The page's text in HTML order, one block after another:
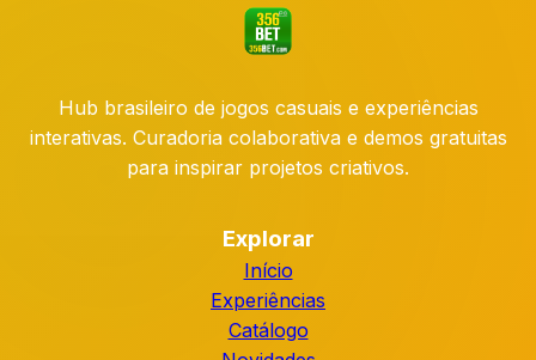
Hub brasileiro de jogos casuais e experiências
interativas. Curadoria colaborativa e demos gratuitas
para inspirar projetos criativos.
Explorar
Início
Experiências
Catálogo